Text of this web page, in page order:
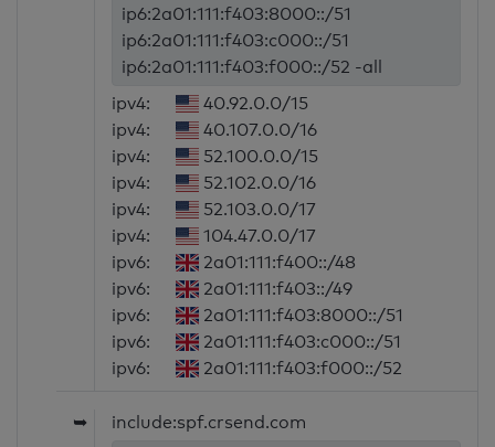
ip6:2a01:111:f403:8000::/51
ip6:2a01:111:f403:c000::/51
ip6:2a01:111:f403:f000::/52 -all
ipv4:
40.92.0.0/15
ipv4:
40.107.0.0/16
ipv4:
52.100.0.0/15
ipv4:
52.102.0.0/16
ipv4:
52.103.0.0/17
ipv4:
104.47.0.0/17
ipv6:
2a01:111:f400::/48
ipv6:
2a01:111:f403::/49
ipv6:
2a01:111:f403:8000::/51
ipv6:
2a01:111:f403:c000::/51
ipv6:
2a01:111:f403:f000::/52
➥
include:spf.crsend.com